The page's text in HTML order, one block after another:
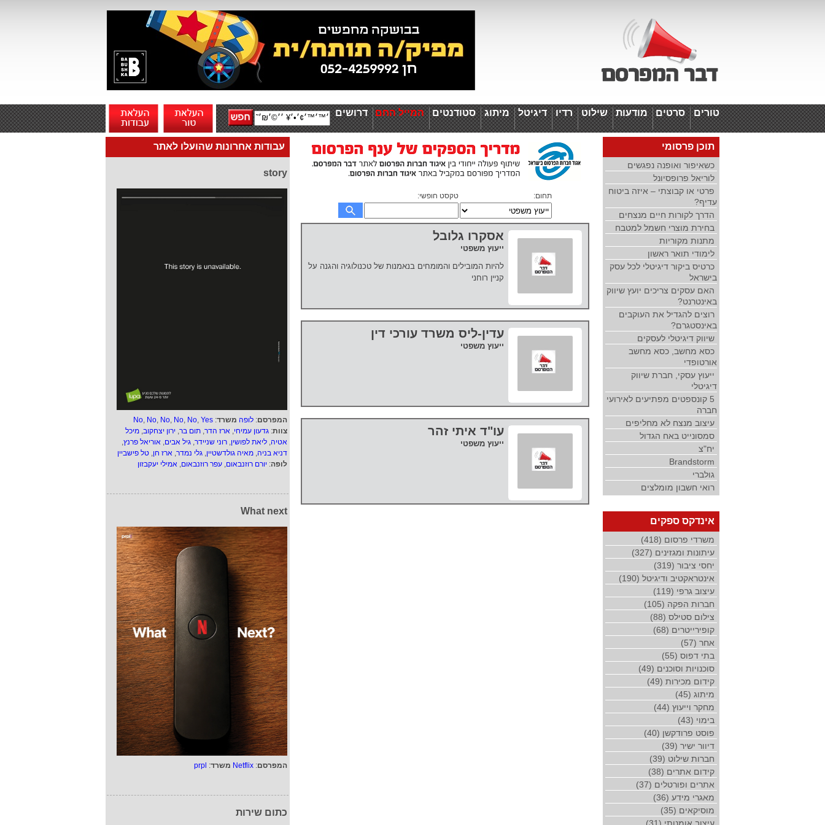
טורים סרטים מודעות שילוט רדיו דיגיטל מיתוג סטודנטים המייל החם דרושים
עבודות אחרונות שהועלו לאתר
story
המפרסם: לופה משרד:
No, No, No, No, No, Yes
צוות: גדעון עמיחי, ארז הדר, תום בר, ירון יצחקוב, מיכל
אטיה, ליאת לפושין, רוני שניידר, גיל אבים, אוריאל פרנץ,
דניא בניה, מאיה גולדשטיין, גלי נמדר, ארז חן, טל פישביין
לופה: יורם רוזנבאום, עפר רוזנבאום, אמילי יעקבזון
What next
המפרסם:
Netflix משרד:
prpl
כתום שירות
תחום: טקסט חופשי:
אסקרו גלובל
ייעוץ משפטי
להיות המובילים והמומחים בנאמנות של טכנולוגיה והגנה על
קניין רוחני
עדין-ליס משרד עורכי דין
ייעוץ משפטי
עו"ד איתי זהר
ייעוץ משפטי
תוכן פרסומי
כשאיפור ואופנה נפגשים
לוריאל פרופסיונל
פרטי או קבוצתי – איזה ביטוח
עדיף?
הדרך לקורות חיים מנצחים
בחירת מוצרי חשמל למטבח
מתנות מקוריות
לימודי תואר ראשון
כרטיס ביקור דיגיטלי לכל עסק
בישראל
האם עסקים צריכים יועץ שיווק
באינטרנט?
רוצים להגדיל את העוקבים
באינסטגרם?
שיווק דיגיטלי לעסקים
כסא מחשב, כסא מחשב
אורטופדי
ייעוץ עסקי, חברת שיווק
דיגיטלי
5 קונספטים מפתיעים לאירועי
חברה
עיצוב מנצח לא מחליפים
סמסונייט באח הגדול
יח"צ
Brandstorm
גולברי
רואי חשבון מומלצים
אינדקס ספקים
משרדי פרסום (418)
עיתונות ומגזינים (327)
יחסי ציבור (319)
אינטראקטיב ודיגיטל (190)
עיצוב גרפי (119)
חברות הפקה (105)
צילום סטילס (88)
קופירייטרים (68)
אחר (57)
בתי דפוס (55)
סוכנויות וסוכנים (49)
קידום מכירות (49)
מיתוג (45)
מחקר וייעוץ (44)
בימוי (43)
פוסט פרודקשן (40)
דיוור ישיר (39)
חברות שילוט (39)
קידום אתרים (38)
אתרים ופורטלים (37)
מאגרי מידע (36)
מוסיקאים (35)